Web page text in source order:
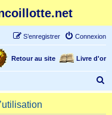
Connexion
S’enregistrer
Livre d'or
Retour au site
e